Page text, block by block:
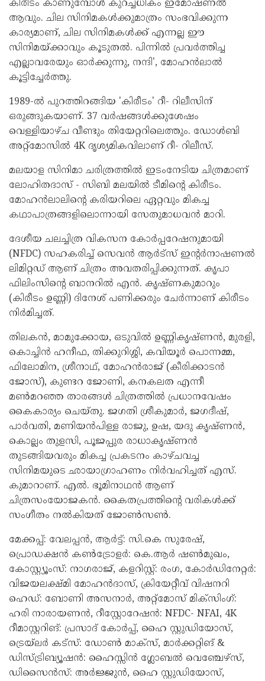
കിരീടം കാണുമ്പോൾ കുറച്ചധികം ഇമോഷണൽ
ആവും. ചില സിനിമകൾക്കുമാത്രം സംഭവിക്കുന്ന
കാര്യമാണ്, ചില സിനിമകൾക്ക് എന്നല്ല ഈ
സിനിമയ്ക്കാവും കൂടുതൽ. പിന്നിൽ പ്രവർത്തിച്ച
എല്ലാവരേയും ഓർക്കുന്നു, നന്ദി', മോഹൻലാൽ
കൂട്ടിച്ചേർത്തു.
1989-ൽ പുറത്തിറങ്ങിയ 'കിരീടം' റീ- റിലീസിന്
ഒരുങ്ങുകയാണ്. 37 വർഷങ്ങൾക്കുശേഷം
വെള്ളിയാഴ്ച വീണ്ടും തിയേറ്ററിലെത്തും. ഡോൾബി
അറ്റ്‌മോസിൽ 4K ദൃശ്യമികവിലാണ് റീ- റിലീസ്.
മലയാള സിനിമാ ചരിത്രത്തിൽ ഇടംനേടിയ ചിത്രമാണ്
ലോഹിതദാസ് - സിബി മലയിൽ ടീമിന്റെ കിരീടം.
മോഹൻലാലിന്റെ കരിയറിലെ ഏറ്റവും മികച്ച
കഥാപാത്രങ്ങളിലൊന്നായി സേതുമാധവൻ മാറി.
ദേശീയ ചലച്ചിത്ര വികസന കോർപ്പറേഷനുമായി
(NFDC) സഹകരിച്ച് സെവൻ ആർട്‌സ് ഇന്റർനാഷണൽ
ലിമിറ്റഡ് ആണ് ചിത്രം അവതരിപ്പിക്കുന്നത്. കൃപാ
ഫിലിംസിന്റെ ബാനറിൽ എൻ. കൃഷ്ണകുമാറും
(കിരീടം ഉണ്ണി) ദിനേശ് പണിക്കരും ചേർന്നാണ് കിരീടം
നിർമിച്ചത്.
തിലകൻ, മാമുക്കോയ, ഒടുവിൽ ഉണ്ണികൃഷ്ണൻ, മുരളി,
കൊച്ചിൻ ഹനീഫ, തിക്കുറിശ്ശി, കവിയൂർ പൊന്നമ്മ,
ഫിലോമിന, ശ്രീനാഥ്, മോഹൻരാജ് (കീരിക്കാടൻ
ജോസ്), കുണ്ടറ ജോണി, കനകലത എന്നീ
മൺമറഞ്ഞ താരങ്ങൾ ചിത്രത്തിൽ പ്രധാനവേഷം
കൈകാര്യം ചെയ്തു. ജഗതി ശ്രീകുമാർ, ജഗദീഷ്,
പാർവതി, മണിയൻപിള്ള രാജു, ഉഷ, യദു കൃഷ്ണൻ,
കൊല്ലം തുളസി, പൂജപ്പുര രാധാകൃഷ്ണൻ
തുടങ്ങിയവരും മികച്ച പ്രകടനം കാഴ്ചവച്ച
സിനിമയുടെ ഛായാഗ്രാഹണം നിർവഹിച്ചത് എസ്.
കുമാറാണ്. എൽ. ഭൂമിനാഥൻ ആണ്
ചിത്രസംയോജകൻ. കൈതപ്രത്തിന്റെ വരികൾക്ക്
സംഗീതം നൽകിയത് ജോൺസൺ.
മേക്കപ്പ്: വേലപ്പൻ, ആർട്ട്: സി.കെ സുരേഷ്,
പ്രൊഡക്ഷൻ കൺട്രോളർ: കെ.ആർ ഷൺമുഖം,
കോസ്റ്റ്യൂംസ്: നാഗരാജ്, കളറിസ്റ്റ്: രംഗ, കോർഡിനേറ്റർ:
വിജയലക്ഷ്മി മോഹൻദാസ്, ക്രിയേറ്റീവ് വിഷനറി
ഹെഡ്: ബോണി അസനാർ, അറ്റ്മോസ് മിക്സിംഗ്:
ഹരി നാരായണൻ, റീസ്റ്റോറേഷൻ: NFDC- NFAI, 4K
റീമാസ്റ്ററിങ്: പ്രസാദ് കോർപ്പ്, ഹൈ സ്റ്റുഡിയോസ്,
ട്രെയ്ലർ കട്സ്: ഡോൺ മാക്സ്, മാർക്കറ്റിങ് &
ഡിസ്ട്രിബ്യൂഷൻ: ഹൈസ്സിൻ ഗ്ലോബൽ വെഞ്ചേഴ്സ്,
ഡിസൈൻസ്: അർജ്ജുൻ, ഹൈ സ്റ്റുഡിയോസ്,